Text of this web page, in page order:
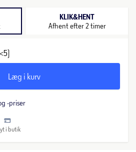
KLIK&HENT
Afhent efter 2 timer
Læg i kurv
-priser
i butik